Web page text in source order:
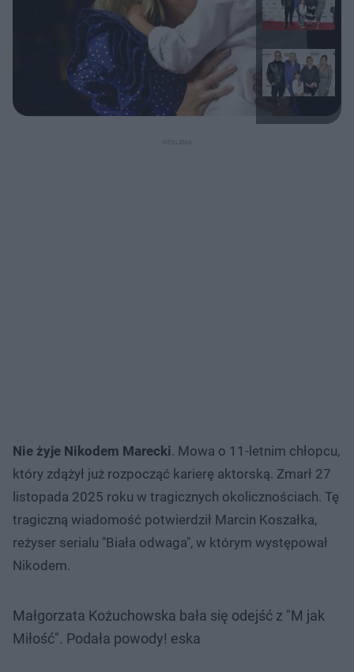
Nie żyje Nikodem Marecki. Mowa o 11-letnim chłopcu,
który zdążył już rozpocząć karierę aktorską. Zmarł 27
listopada 2025 roku w tragicznych okolicznościach. Tę
tragiczną wiadomość potwierdził Marcin Koszałka,
reżyser serialu "Biała odwaga", w którym występował
Nikodem.
Małgorzata Kożuchowska bała się odejść z "M jak
Miłość". Podała powody! eska